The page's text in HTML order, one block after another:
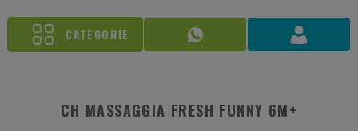
CATEGORIE
CH MASSAGGIA FRESH FUNNY 6M+